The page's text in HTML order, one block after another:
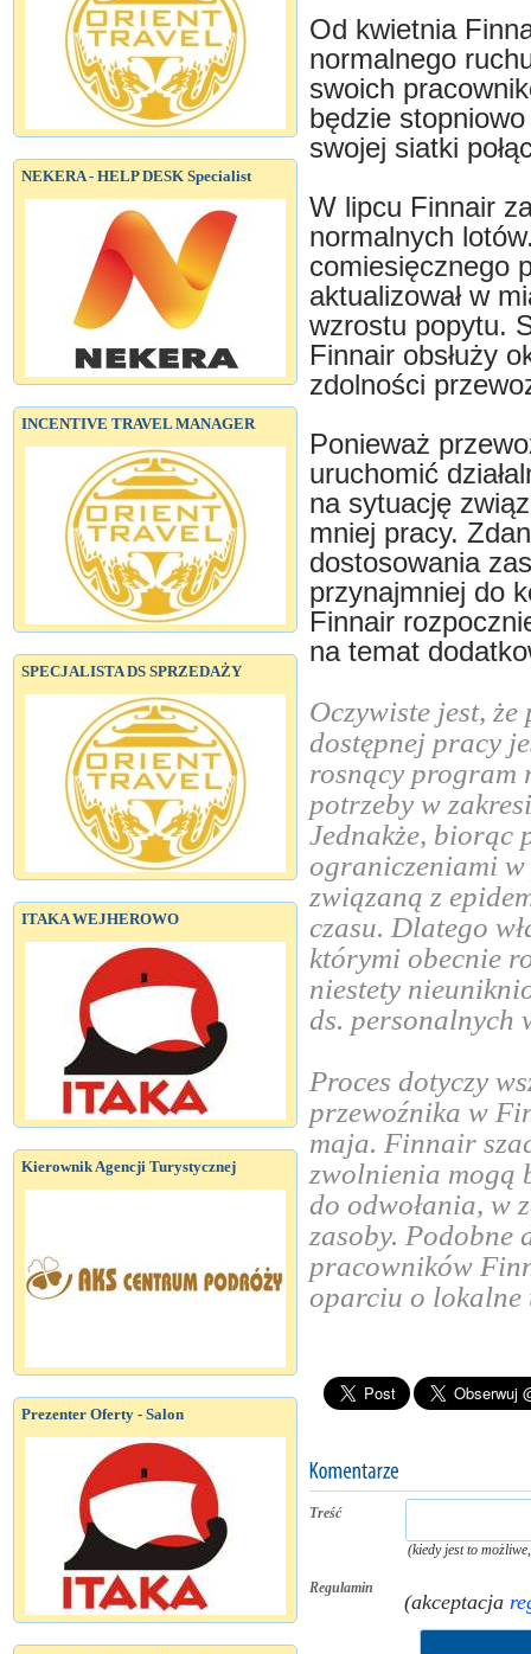
NEKERA - HELP DESK Specialist
INCENTIVE TRAVEL MANAGER
SPECJALISTA DS SPRZEDAŻY
ITAKA WEJHEROWO
Kierownik Agencji Turystycznej
Prezenter Oferty - Salon
Od kwietnia
normalnego
swoich
będzie
swojej siatki
W lipcu Finnair
normalnych
comiesięcznego
aktualizował w
wzrostu popytu.
Finnair obsłuży
zdolności
Ponieważ
uruchomić
na sytuację
mniej pracy.
dostosowania
przynajmniej do
Finnair
na temat
Oczywiste jest,
dostępnej pracy
rosnący program
potrzeby w
Jednakże, biorąc
ograniczeniami
związaną z
czasu. Dlatego
którymi obecnie
niestety
ds. personalnych
Proces dotyczy
przewoźnika w
maja. Finnair
zwolnienia mogą
do odwołania, w
zasoby. Podobne
pracowników
oparciu o lokalne
Treść
(kiedy jest to
Regulamin
(akceptacja